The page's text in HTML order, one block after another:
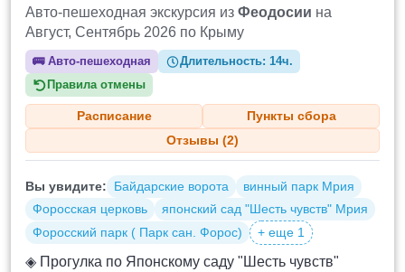
Авто-пешеходная экскурсия из Феодосии на
Август, Сентябрь 2026 по Крыму
🚌Авто-пешеходная Длительность:14ч.
Правила отмены
Расписание
Пункты сбора
Отзывы (2)
Вы увидите: Байдарские ворота
винный парк Мрия
Форосская церковь
японский сад "Шесть чувств" Мрия
Форосский парк ( Парк сан. Форос)
+ еще 1
◈ Прогулка по Японскому саду "Шесть чувств"